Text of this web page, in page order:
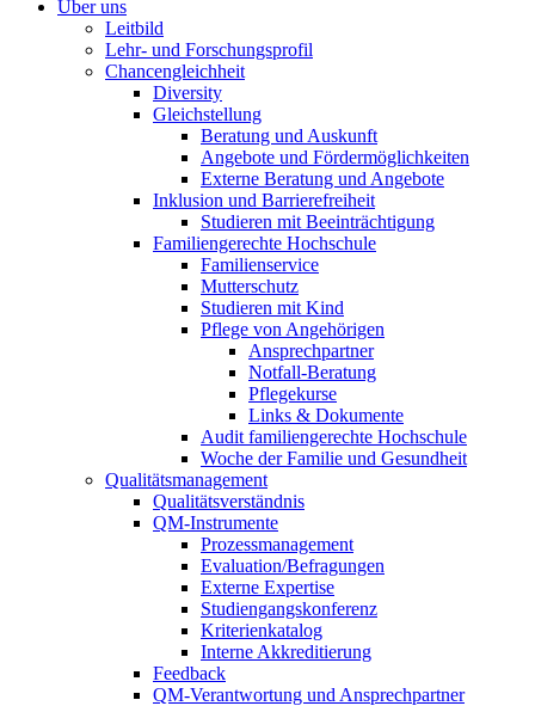
Über uns
Leitbild
Lehr- und Forschungsprofil
Chancengleichheit
Diversity
Gleichstellung
Beratung und Auskunft
Angebote und Fördermöglichkeiten
Externe Beratung und Angebote
Inklusion und Barrierefreiheit
Studieren mit Beeinträchtigung
Familiengerechte Hochschule
Familienservice
Mutterschutz
Studieren mit Kind
Pflege von Angehörigen
Ansprechpartner
Notfall-Beratung
Pflegekurse
Links & Dokumente
Audit familiengerechte Hochschule
Woche der Familie und Gesundheit
Qualitätsmanagement
Qualitätsverständnis
QM-Instrumente
Prozessmanagement
Evaluation/Befragungen
Externe Expertise
Studiengangskonferenz
Kriterienkatalog
Interne Akkreditierung
Feedback
QM-Verantwortung und Ansprechpartner